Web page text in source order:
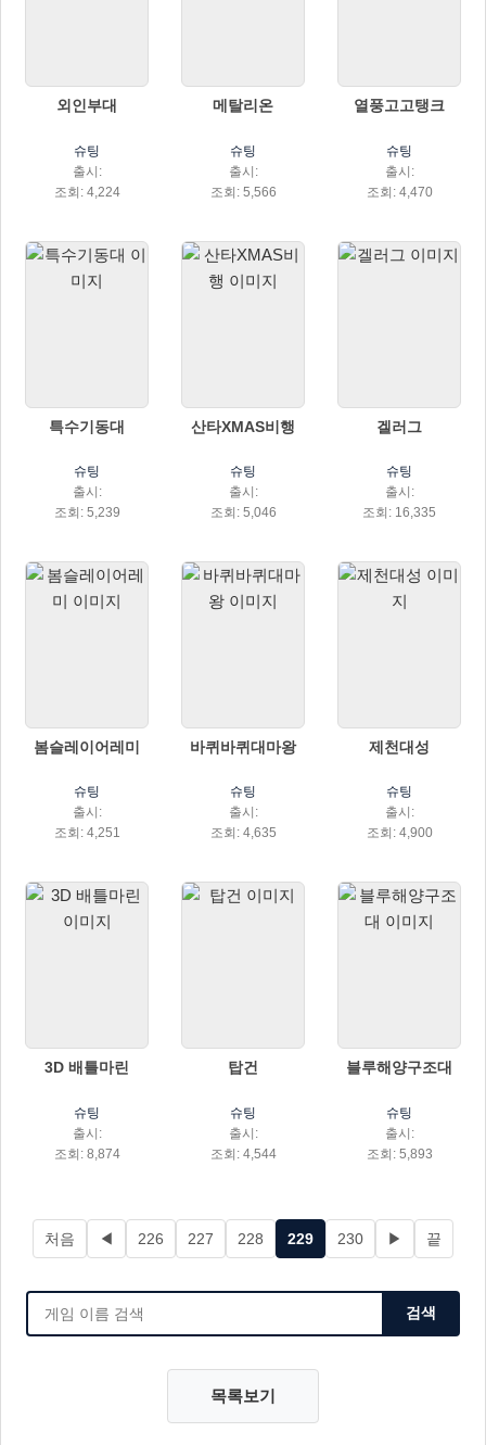
외인부대
슈팅
출시:
조회: 4,224
메탈리온
슈팅
출시:
조회: 5,566
열풍고고탱크
슈팅
출시:
조회: 4,470
특수기동대
슈팅
출시:
조회: 5,239
산타XMAS비행
슈팅
출시:
조회: 5,046
겔러그
슈팅
출시:
조회: 16,335
봄슬레이어레미
슈팅
출시:
조회: 4,251
바퀴바퀴대마왕
슈팅
출시:
조회: 4,635
제천대성
슈팅
출시:
조회: 4,900
3D 배틀마린
슈팅
출시:
조회: 8,874
탑건
슈팅
출시:
조회: 4,544
블루해양구조대
슈팅
출시:
조회: 5,893
처음 ◀ 226 227 228 229 230 ▶ 끝
검색
목록보기